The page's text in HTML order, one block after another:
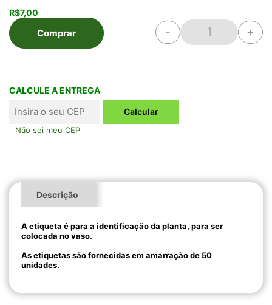
R$7,00
Etiqueta de
- +
Comprar
CALCULE A ENTREGA
Não sei meu CEP
Descrição
A etiqueta é para a identificação da planta, para ser
colocada no vaso.
As etiquetas são fornecidas em amarração de 50
unidades.